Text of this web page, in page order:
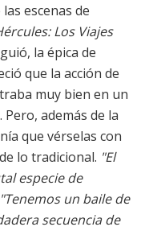
escenas de
Los Viajes
la épica de
que la acción de
muy bien en un
además de la
que vérselas con
lo tradicional. "El
especie de
"Tenemos un baile de
secuencia de